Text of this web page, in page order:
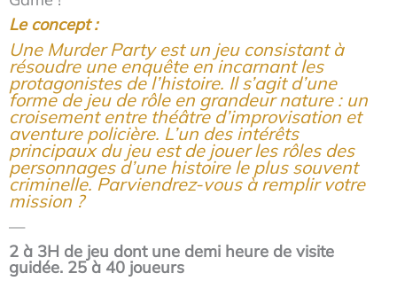
Le concept :
Une Murder Party est un jeu consistant à
résoudre une enquête en incarnant les
protagonistes de l’histoire. Il s’agit d’une
forme de jeu de rôle en grandeur nature : un
croisement entre théâtre d’improvisation et
aventure policière. L’un des intérêts
principaux du jeu est de jouer les rôles des
personnages d’une histoire le plus souvent
criminelle. Parviendrez-vous à remplir votre
mission ?
—
2 à 3H de jeu dont une demi heure de visite
guidée. 25 à 40 joueurs